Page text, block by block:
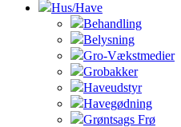
Hus/Have
Behandling
Belysning
Gro-Vækstmedier
Grobakker
Haveudstyr
Havegødning
Grøntsags Frø